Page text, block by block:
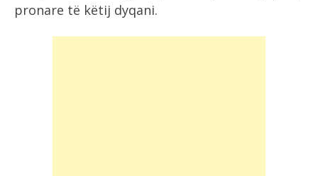
pronare të këtij dyqani.